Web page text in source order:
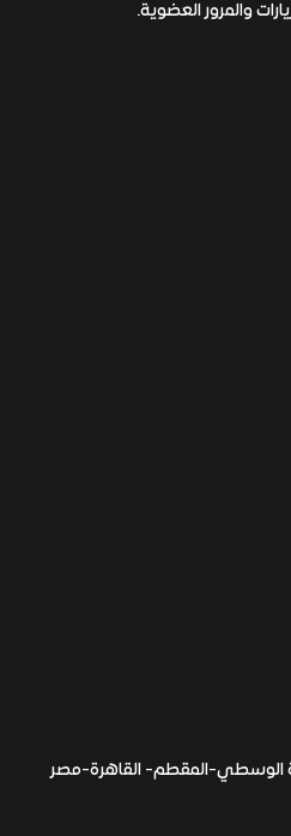
والمرور العضوية.
الوسطي-المقطم- القاهرة-مصر